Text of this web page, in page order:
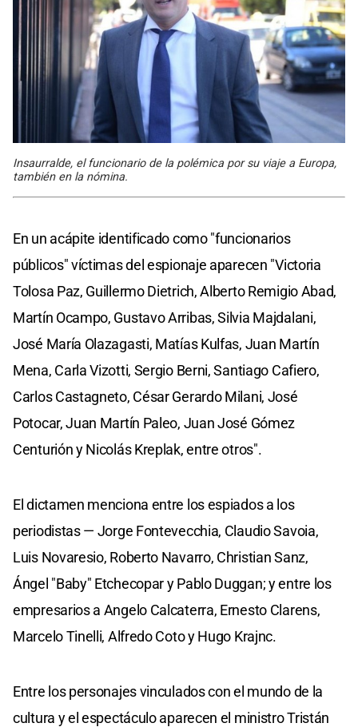
Insaurralde, el funcionario de la polémica por su viaje a Europa,
también en la nómina.
En un acápite identificado como "funcionarios
públicos" víctimas del espionaje aparecen "Victoria
Tolosa Paz, Guillermo Dietrich, Alberto Remigio Abad,
Martín Ocampo, Gustavo Arribas, Silvia Majdalani,
José María Olazagasti, Matías Kulfas, Juan Martín
Mena, Carla Vizotti, Sergio Berni, Santiago Cafiero,
Carlos Castagneto, César Gerardo Milani, José
Potocar, Juan Martín Paleo, Juan José Gómez
Centurión y Nicolás Kreplak, entre otros".
El dictamen menciona entre los espiados a los
periodistas — Jorge Fontevecchia, Claudio Savoia,
Luis Novaresio, Roberto Navarro, Christian Sanz,
Ángel "Baby" Etchecopar y Pablo Duggan; y entre los
empresarios a Angelo Calcaterra, Ernesto Clarens,
Marcelo Tinelli, Alfredo Coto y Hugo Krajnc.
Entre los personajes vinculados con el mundo de la
cultura y el espectáculo aparecen el ministro Tristán